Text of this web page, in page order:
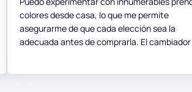
colores desde casa, lo que me permite
asegurarme de que cada elección sea la
adecuada antes de comprarla. El